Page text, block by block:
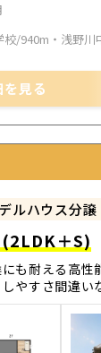
校/940m・浅野川
を見る
ルハウス分譲
＋S)
も耐える高性
やすさ間違い